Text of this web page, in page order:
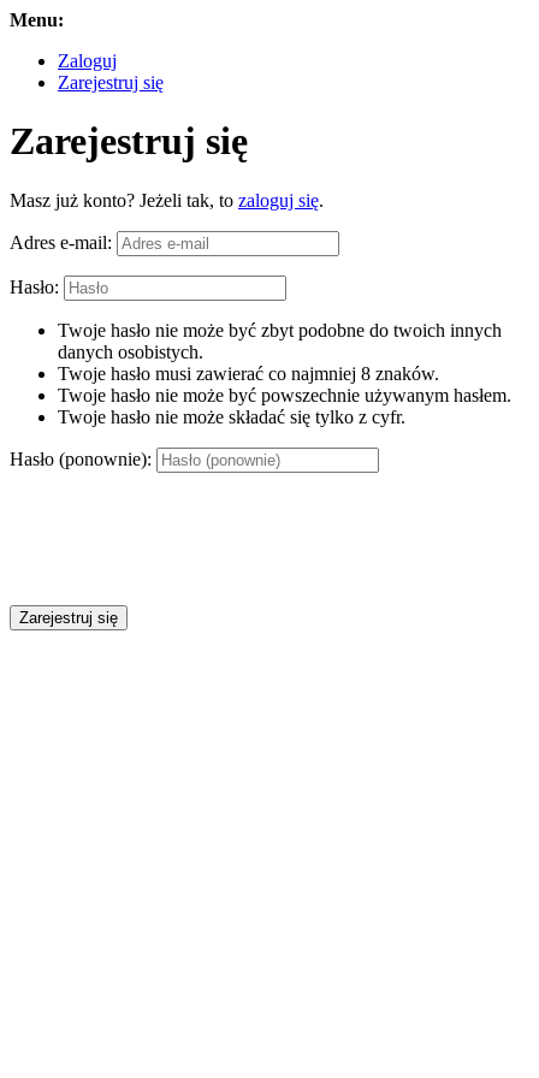
Menu:
Zaloguj
Zarejestruj się
Zarejestruj się
Masz już konto? Jeżeli tak, to zaloguj się.
Adres e-mail:
Hasło:
Twoje hasło nie może być zbyt podobne do twoich innych
danych osobistych.
Twoje hasło musi zawierać co najmniej 8 znaków.
Twoje hasło nie może być powszechnie używanym hasłem.
Twoje hasło nie może składać się tylko z cyfr.
Hasło (ponownie):
Zarejestruj się